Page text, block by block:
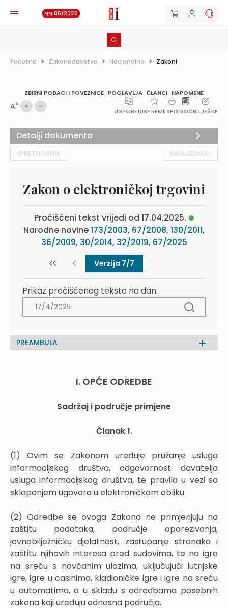
NN 85/2026
Početna > Zakonodavstvo > Nacionalno > Zakoni
ZBIRNI PODACI I POVEZNICE POGLAVLJA ČLANCI NAPOMENE
AA
USPOREDISPREMIISPISDOCBILJEŠKE
PRETHODNIK NASLJEDNIK
Zakon o elektroničkoj trgovini
Pročišćeni tekst vrijedi od 17.04.2025.
Narodne novine173/2003, 67/2008, 130/2011,
36/2009, 30/2014, 32/2019, 67/2025
Verzija 7/7
Prikaz pročišćenog teksta na dan:
PREAMBULA
I. OPĆE ODREDBE
Sadržaj i područje primjene
Članak 1.
(1) Ovim se Zakonom uređuje pružanje usluga
informacijskog društva, odgovornost davatelja
usluga informacijskog društva, te pravila u vezi sa
sklapanjem ugovora u elektroničkom obliku.
(2) Odredbe se ovoga Zakona ne primjenjuju na
zaštitu podataka, područje oporezivanja,
javnobilježničku djelatnost, zastupanje stranaka i
zaštitu njihovih interesa pred sudovima, te na igre
na sreću s novčanim ulozima, uključujući lutrijske
igre, igre u casinima, kladioničke igre i igre na sreću
u automatima, a u skladu s odredbama posebnih
zakona koji uređuju odnosna područja.
Detalji dokumenta